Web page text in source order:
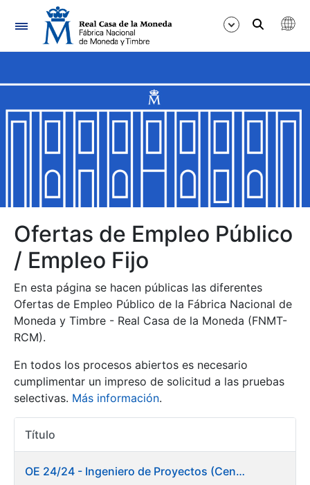
Navegación
Mostrar/Ocultar
Mostrar/Ocultar
Mostrar/Ocultar
Mostrar/Ocultar
Mostrar/Ocultar
Ofertas de Empleo Público
/ Empleo Fijo
En esta página se hacen públicas las diferentes
Ofertas de Empleo Público de la Fábrica Nacional de
Moneda y Timbre - Real Casa de la Moneda (FNMT-
RCM).
En todos los procesos abiertos es necesario
cumplimentar un impreso de solicitud a las pruebas
selectivas. Más información.
Título
OE 24/24 - Ingeniero de Proyectos (Centro de trabajo Burgos)